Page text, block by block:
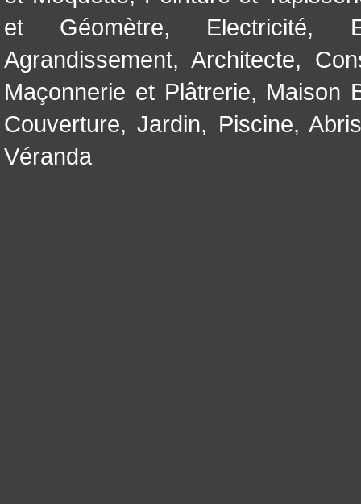
et Géomètre, Electricité,
Agrandissement, Architecte,
Maçonnerie et Plâtrerie, Maison
Couverture,Jardin, Piscine,
Véranda